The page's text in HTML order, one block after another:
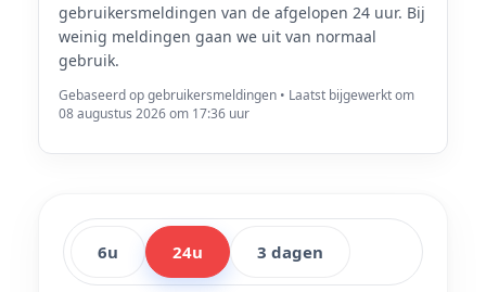
gebruikersmeldingen van de afgelopen 24 uur. Bij
weinig meldingen gaan we uit van normaal
gebruik.
Gebaseerd op gebruikersmeldingen • Laatst bijgewerkt om
08 augustus 2026 om 17:36 uur
6u 24u 3 dagen